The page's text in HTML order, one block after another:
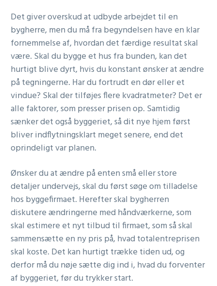
Det giver overskud at udbyde arbejdet til en
bygherre, men du må fra begyndelsen have en klar
fornemmelse af, hvordan det færdige resultat skal
være. Skal du bygge et hus fra bunden, kan det
hurtigt blive dyrt, hvis du konstant ønsker at ændre
på tegningerne. Har du fortrudt en dør eller et
vindue? Skal der tilføjes flere kvadratmeter? Det er
alle faktorer, som presser prisen op. Samtidig
sænker det også byggeriet, så dit nye hjem først
bliver indflytningsklart meget senere, end det
oprindeligt var planen.
Ønsker du at ændre på enten små eller store
detaljer undervejs, skal du først søge om tilladelse
hos byggefirmaet. Herefter skal bygherren
diskutere ændringerne med håndværkerne, som
skal estimere et nyt tilbud til firmaet, som så skal
sammensætte en ny pris på, hvad totalentreprisen
skal koste. Det kan hurtigt trække tiden ud, og
derfor må du nøje sætte dig ind i, hvad du forventer
af byggeriet, før du trykker start.